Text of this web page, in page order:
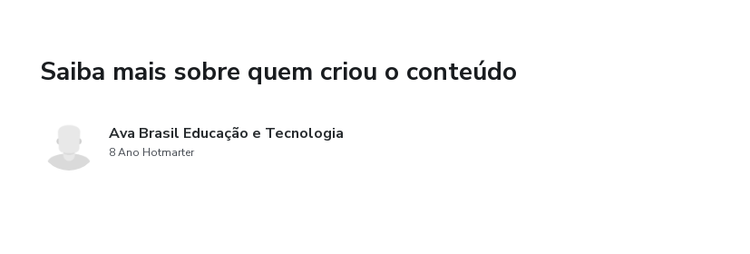
Saiba mais sobre quem criou o conteúdo
Ava Brasil Educação e Tecnologia
8 Ano Hotmarter